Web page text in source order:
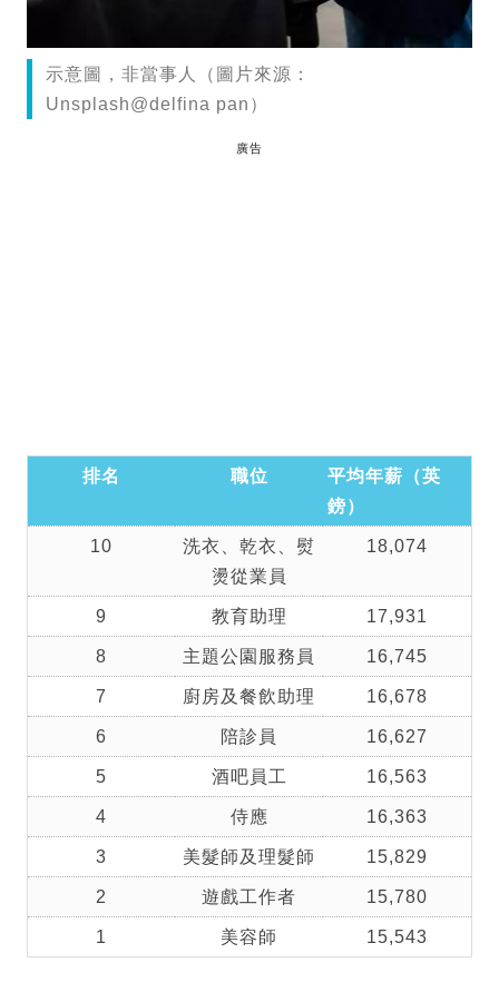
示意圖，非當事人（圖片來源：
Unsplash@delfina pan）
廣告
排名 職位
平均年薪（英
鎊）
10
洗衣、乾衣、熨
燙從業員
18,074
9 教育助理 17,931
8 主題公園服務員 16,745
7 廚房及餐飲助理 16,678
6 陪診員 16,627
5 酒吧員工 16,563
4 侍應 16,363
3 美髮師及理髮師 15,829
2 遊戲工作者 15,780
1 美容師 15,543